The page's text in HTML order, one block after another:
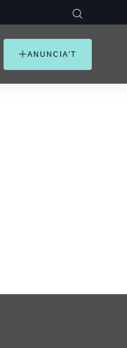
ANUNCIA'T